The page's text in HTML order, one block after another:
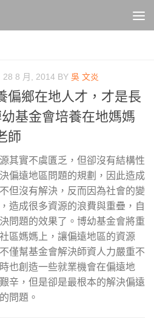
28 8 月, 2014 BY 吳 文炎
偏鄉在地人才，才是長
基金會培養在地媽媽
師
其實不虞匱乏，但卻沒有結構性
偏遠地區問題的規劃，因此造成
但沒有解決，反而因為社會的變
造成很多資源的浪費與重疊，自
問題的效果了。博幼基金會將重
區媽媽上，讓偏遠地區的資源
不僅幫基金會解決師資人力嚴重不
也創造一些就業機會在偏遠地
辛，但是卻是最根本的解決偏遠
問題。